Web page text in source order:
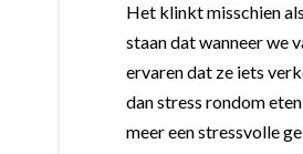
Het klinkt misschien
staan dat wanneer we
ervaren dat ze iets
dan stress rondom
meer een stressvolle